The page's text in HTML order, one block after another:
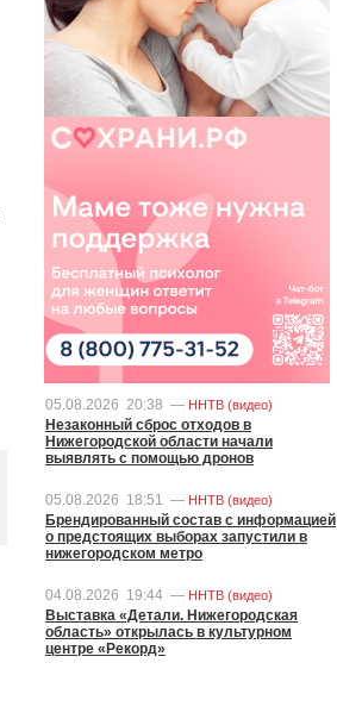
05.08.2026 20:38 — ННТВ (видео)
Незаконный сброс отходов в
Нижегородской области начали
выявлять с помощью дронов
05.08.2026 18:51 — ННТВ (видео)
Брендированный состав с информацией
о предстоящих выборах запустили в
нижегородском метро
04.08.2026 19:44 — ННТВ (видео)
Выставка «Детали. Нижегородская
область» открылась в культурном
центре «Рекорд»